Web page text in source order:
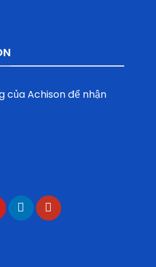
của Achison để nhận